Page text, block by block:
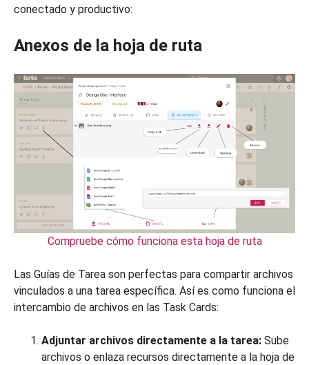
conectado y productivo:
Anexos de la hoja de ruta
Compruebe cómo funciona esta hoja de ruta
Las Guías de Tarea son perfectas para compartir archivos
vinculados a una tarea específica. Así es como funciona el
intercambio de archivos en las Task Cards:
Adjuntar archivos directamente a la tarea: Sube
archivos o enlaza recursos directamente a la hoja de